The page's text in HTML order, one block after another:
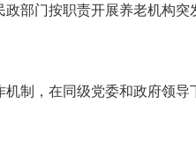
门按职责开展养老机构突
，在同级党委和政府领导